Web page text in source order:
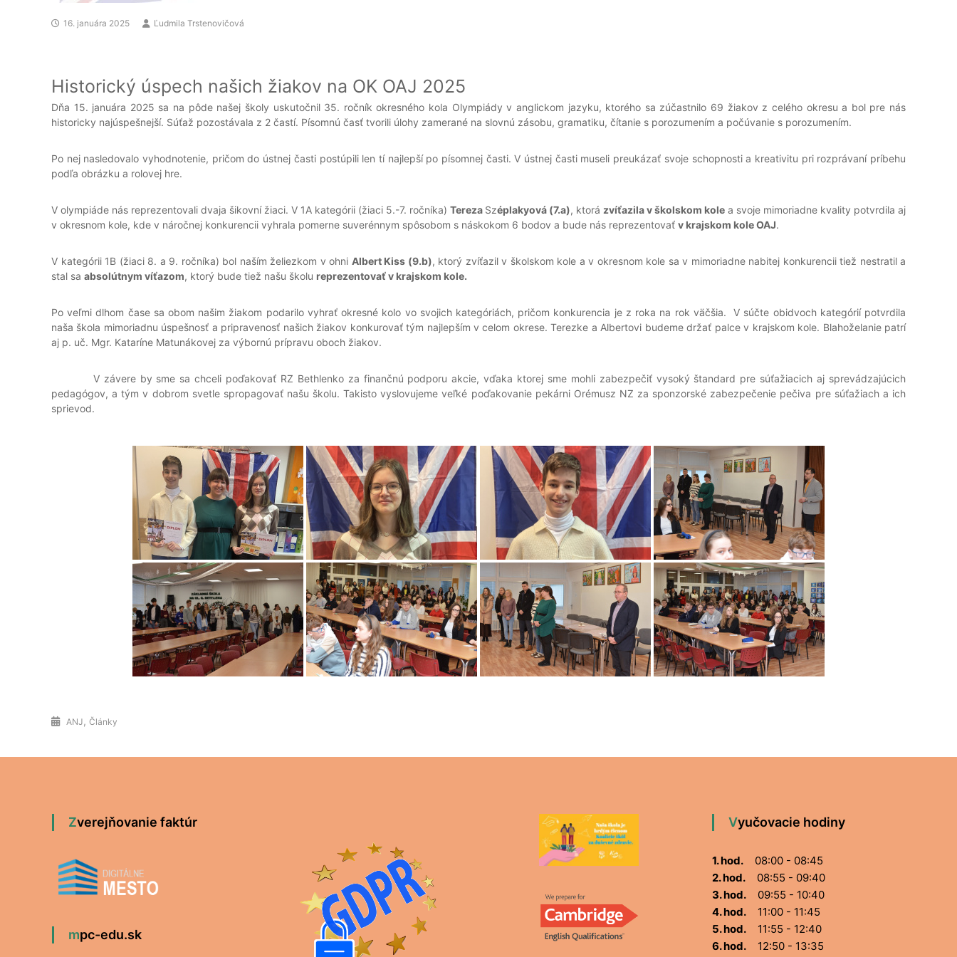
16. januára 2025 Ľudmila Trstenovičová
Historický úspech našich žiakov na OK OAJ 2025
Dňa 15. januára 2025 sa na pôde našej školy uskutočnil 35. ročník okresného kola Olympiády v anglickom jazyku, ktorého sa zúčastnilo 69 žiakov z celého okresu a bol pre nás
historicky najúspešnejší. Súťaž pozostávala z 2 častí. Písomnú časť tvorili úlohy zamerané na slovnú zásobu, gramatiku, čítanie s porozumením a počúvanie s porozumením.
Po nej nasledovalo vyhodnotenie, pričom do ústnej časti postúpili len tí najlepší po písomnej časti. V ústnej časti museli preukázať svoje schopnosti a kreativitu pri rozprávaní príbehu
podľa obrázku a rolovej hre.
V olympiáde nás reprezentovali dvaja šikovní žiaci. V 1A kategórii (žiaci 5.-7. ročníka) Tereza Széplakyová (7.a), ktorá zvíťazila v školskom kole a svoje mimoriadne kvality potvrdila aj
v okresnom kole, kde v náročnej konkurencii vyhrala pomerne suverénnym spôsobom s náskokom 6 bodov a bude nás reprezentovať v krajskom kole OAJ.
V kategórii 1B (žiaci 8. a 9. ročníka) bol naším želiezkom v ohni Albert Kiss (9.b), ktorý zvíťazil v školskom kole a v okresnom kole sa v mimoriadne nabitej konkurencii tiež nestratil a
stal sa absolútnym víťazom, ktorý bude tiež našu školu reprezentovať v krajskom kole.
Po veľmi dlhom čase sa obom našim žiakom podarilo vyhrať okresné kolo vo svojich kategóriách, pričom konkurencia je z roka na rok väčšia. V súčte obidvoch kategórií potvrdila
naša škola mimoriadnu úspešnosť a pripravenosť našich žiakov konkurovať tým najlepším v celom okrese. Terezke a Albertovi budeme držať palce v krajskom kole. Blahoželanie patrí
aj p. uč. Mgr. Kataríne Matunákovej za výbornú prípravu oboch žiakov.
V závere by sme sa chceli poďakovať RZ Bethlenko za finančnú podporu akcie, vďaka ktorej sme mohli zabezpečiť vysoký štandard pre súťažiacich aj sprevádzajúcich
pedagógov, a tým v dobrom svetle spropagovať našu školu. Takisto vyslovujeme veľké poďakovanie pekárni Orémusz NZ za sponzorské zabezpečenie pečiva pre súťažiach a ich
sprievod.
ANJ , Články
Zverejňovanie faktúr
mpc-edu.sk
Vyučovacie hodiny
1. hod. 08:00 - 08:45
2. hod. 08:55 - 09:40
3. hod. 09:55 - 10:40
4. hod. 11:00 - 11:45
5. hod. 11:55 - 12:40
6. hod. 12:50 - 13:35